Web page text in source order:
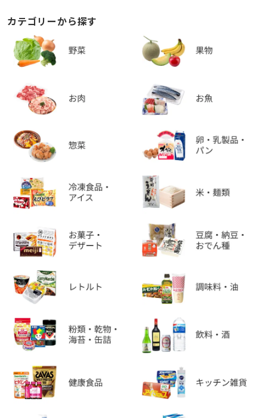
カテゴリーから探す